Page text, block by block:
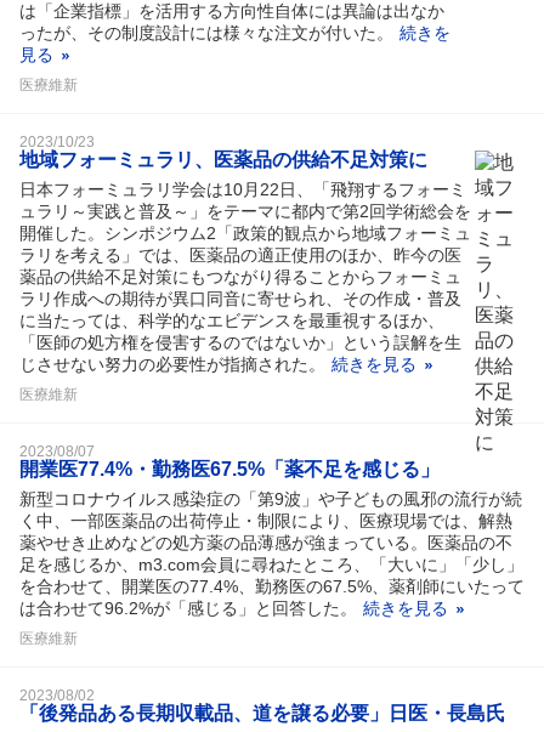
は「企業指標」を活用する方向性自体には異論は出なか
ったが、その制度設計には様々な注文が付いた。
続きを
見る
医療維新
2023/10/23
地域フォーミュラリ、医薬品の供給不足対策に
日本フォーミュラリ学会は10月22日、「飛翔するフォーミ
ュラリ～実践と普及～」をテーマに都内で第2回学術総会を
開催した。シンポジウム2「政策的観点から地域フォーミュ
ラリを考える」では、医薬品の適正使用のほか、昨今の医
薬品の供給不足対策にもつながり得ることからフォーミュ
ラリ作成への期待が異口同音に寄せられ、その作成・普及
に当たっては、科学的なエビデンスを最重視するほか、
「医師の処方権を侵害するのではないか」という誤解を生
じさせない努力の必要性が指摘された。
続きを見る
医療維新
2023/08/07
開業医77.4%・勤務医67.5%「薬不足を感じる」
新型コロナウイルス感染症の「第9波」や子どもの風邪の流行が続
く中、一部医薬品の出荷停止・制限により、医療現場では、解熱
薬やせき止めなどの処方薬の品薄感が強まっている。医薬品の不
足を感じるか、m3.com会員に尋ねたところ、「大いに」「少し」
を合わせて、開業医の77.4%、勤務医の67.5%、薬剤師にいたって
は合わせて96.2%が「感じる」と回答した。
続きを見る
医療維新
2023/08/02
「後発品ある長期収載品、道を譲る必要」日医・長島氏